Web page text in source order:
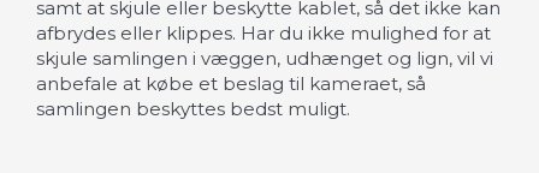
samt at skjule eller beskytte kablet, så det ikke kan
afbrydes eller klippes. Har du ikke mulighed for at
skjule samlingen i væggen, udhænget og lign, vil vi
anbefale at købe et beslag til kameraet, så
samlingen beskyttes bedst muligt.